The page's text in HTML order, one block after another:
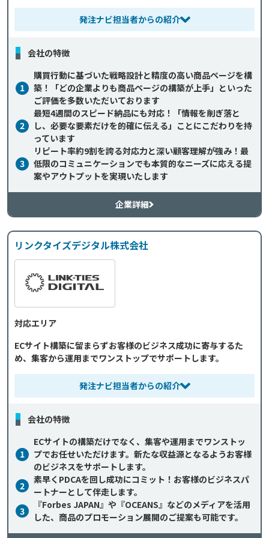
発注ナビ担当者からの紹介
会社の特徴
1
購買行動に基づいた戦略設計と精度の高い商品ページを構
築！「どの企業よりも商品ページの構築が上手」といった
ご評価を多数いただいております
2
最短4週間のスピード納品にも対応！「情報を削ぎ落と
し、必要な要素だけを的確に伝える」ことにこだわりを持
っています
3
リピート率約9割を誇る対応力と深い顧客理解が強み！最
低限のコミュニケーションでも本質的なニーズに応える提
案やアウトプットを実現いたします
企業詳細
リンクタイズデジタル株式会社
対応エリア
ECサイト構築に留まらずお客様のビジネス成功に寄与するた
め、集客から運用までワンストップでサポートします。
発注ナビ担当者からの紹介
会社の特徴
1
ECサイトの構築だけでなく、集客や運用までワンストッ
プでお任せいただけます。新たな収益源となるようお客様
のビジネスをサポートします。
2
素早くPDCAを回し成功にコミット！お客様のビジネスパ
ートナーとして伴走します。
3
『Forbes JAPAN』や『OCEANS』などのメディアを活用
した、商品のプロモーション展開のご提案も可能です。